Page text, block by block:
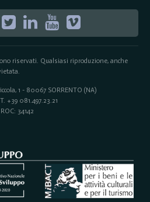
riservati. Qualsiasi riproduzione, anche
1 - 80067 SORRENTO (NA)
+39 081.497.23.21
34142